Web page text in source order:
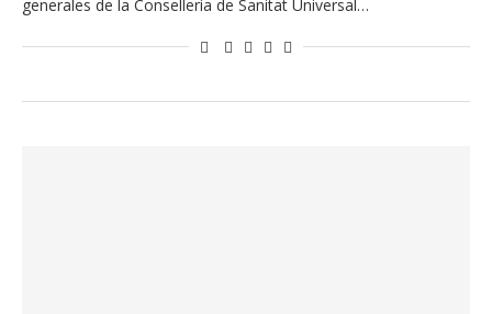
generales de la Conselleria de Sanitat Universal…